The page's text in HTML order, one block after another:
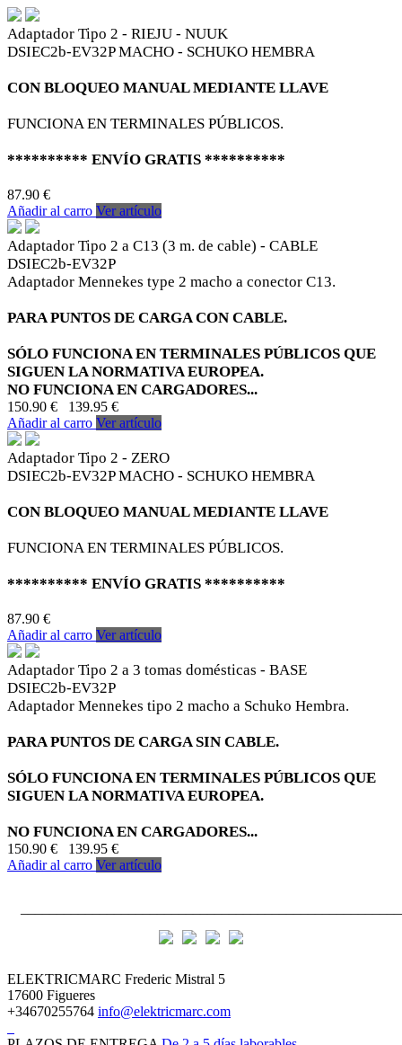
Adaptador Tipo 2 - RIEJU - NUUK
DSIEC2b-EV32P MACHO - SCHUKO HEMBRA
CON BLOQUEO MANUAL MEDIANTE LLAVE
FUNCIONA EN TERMINALES PÚBLICOS.
********** ENVÍO GRATIS **********
87.90 €
Añadir al carro Ver artículo
Adaptador Tipo 2 a C13 (3 m. de cable) - CABLE
DSIEC2b-EV32P
Adaptador Mennekes type 2 macho a conector C13.
PARA PUNTOS DE CARGA CON CABLE.
SÓLO FUNCIONA EN TERMINALES PÚBLICOS QUE
SIGUEN LA NORMATIVA EUROPEA.
NO FUNCIONA EN CARGADORES...
150.90 €
139.95 €
Añadir al carro Ver artículo
Adaptador Tipo 2 - ZERO
DSIEC2b-EV32P MACHO - SCHUKO HEMBRA
CON BLOQUEO MANUAL MEDIANTE LLAVE
FUNCIONA EN TERMINALES PÚBLICOS.
********** ENVÍO GRATIS **********
87.90 €
Añadir al carro Ver artículo
Adaptador Tipo 2 a 3 tomas domésticas - BASE
DSIEC2b-EV32P
Adaptador Mennekes tipo 2 macho a Schuko Hembra.
PARA PUNTOS DE CARGA SIN CABLE.
SÓLO FUNCIONA EN TERMINALES PÚBLICOS QUE
SIGUEN LA NORMATIVA EUROPEA.
NO FUNCIONA EN CARGADORES...
150.90 €
139.95 €
Añadir al carro Ver artículo
ELEKTRICMARC Frederic Mistral 5
17600 Figueres
+34670255764 info@elektricmarc.com